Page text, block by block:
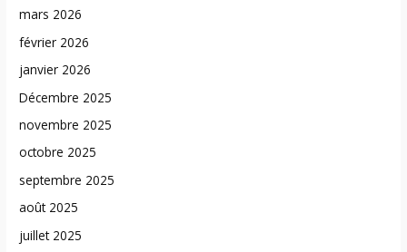
mars 2026
février 2026
janvier 2026
Décembre 2025
novembre 2025
octobre 2025
septembre 2025
août 2025
juillet 2025